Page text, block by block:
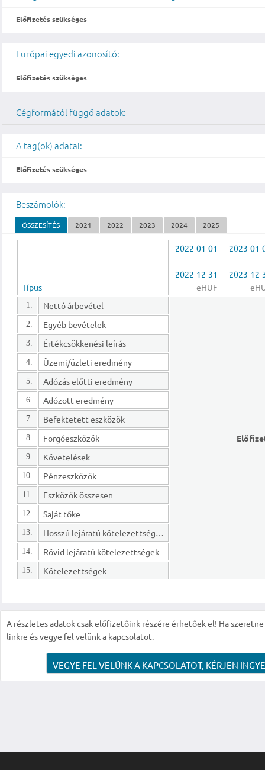
Előfizetés szükséges
Európai egyedi azonosító:
Előfizetés szükséges
Cégformától függő adatok:
A tag(ok) adatai:
Előfizetés szükséges
Beszámolók:
ÖSSZESÍTÉS 2021 2022 2023 2024 2025
Típus
2022-01-01
-
2022-12-31
eHUF
2023-01-
-
2023-12-
1. Nettó árbevétel
2. Egyéb bevételek
3. Értékcsökkenési leírás
4. Üzemi/üzleti eredmény
5. Adózás előtti eredmény
6. Adózott eredmény
7. Befektetett eszközök
8. Forgóeszközök
9. Követelések
10. Pénzeszközök
11. Eszközök összesen
12. Saját tőke
13. Hosszú lejáratú kötelezettségek
14. Rövid lejáratú kötelezettségek
15. Kötelezettségek
A részletes adatok csak előfizetőink részére érhetőek el! Ha
linkre és vegye fel velünk a kapcsolatot.
VEGYE FEL VELÜNK A KAPCSOLATOT, KÉRJEN